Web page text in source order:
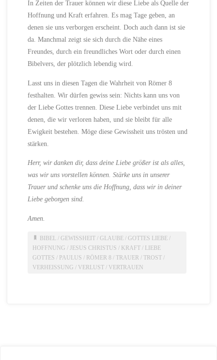
In Zeiten der Trauer können wir diese Liebe als Quelle der
Hoffnung und Kraft erfahren. Es mag Tage geben, an
denen sie uns verborgen erscheint. Doch auch dann ist sie
da. Manchmal zeigt sie sich durch die Nähe eines
Freundes, durch ein freundliches Wort oder durch einen
Bibelvers, der plötzlich lebendig wird.
Lasst uns in diesen Tagen die Wahrheit von Römer 8
festhalten. Wir dürfen gewiss sein: Nichts kann uns von
der Liebe Gottes trennen. Diese Liebe verbindet uns mit
denen, die wir verloren haben, und sie bleibt für alle
Ewigkeit bestehen. Möge diese Gewissheit uns trösten und
stärken.
Herr, wir danken dir, dass deine Liebe größer ist als alles,
was wir uns vorstellen können. Stärke uns in unserer
Trauer und schenke uns die Hoffnung, dass wir in deiner
Liebe geborgen sind.
Amen.
BIBEL/ GEWISSHEIT/ GLAUBE/ GOTTES LIEBE/
HOFFNUNG /JESUS CHRISTUS / KRAFT /
LIEBE
GOTTES / PAULUS / RÖMER 8 /TRAUER /TROST /
VERHEISSUNG
/ VERLUST / VERTRAUEN